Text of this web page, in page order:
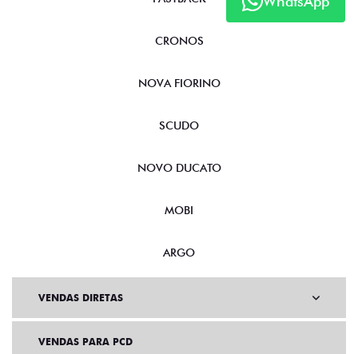
CRONOS
NOVA FIORINO
SCUDO
NOVO DUCATO
MOBI
ARGO
VENDAS DIRETAS
VENDAS PARA PCD